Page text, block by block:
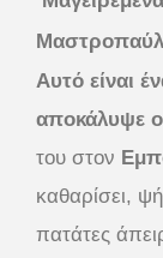
Αυτό είναι
αποκάλυψε
του στον
καθαρίσει,
πατάτες